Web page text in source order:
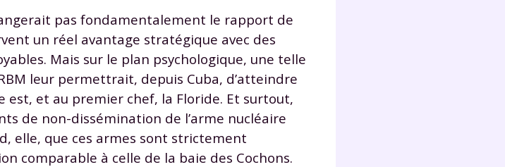
pas fondamentalement le rapport de
un réel avantage stratégique avec des
Mais sur le plan psychologique, une telle
leur permettrait, depuis Cuba, d’atteindre
et au premier chef, la Floride. Et surtout,
de non-dissémination de l’arme nucléaire
elle, que ces armes sont strictement
comparable à celle de la baie des Cochons.
TESTER GRATUITEMENT
adresse e-mail. En renseignant votre e-mail, vous
personnel soient traitées par SEJER, sous la
vous donner accès au service de soutien scolaire
de vos données personnelles et pour exercer
charte
et des communications de la